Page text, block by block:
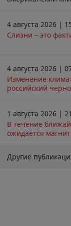
4 августа 2026 |
Слизни – это
4 августа 2026 |
Изменение
российский
1 августа 2026 |
В течение
ожидается
Другие